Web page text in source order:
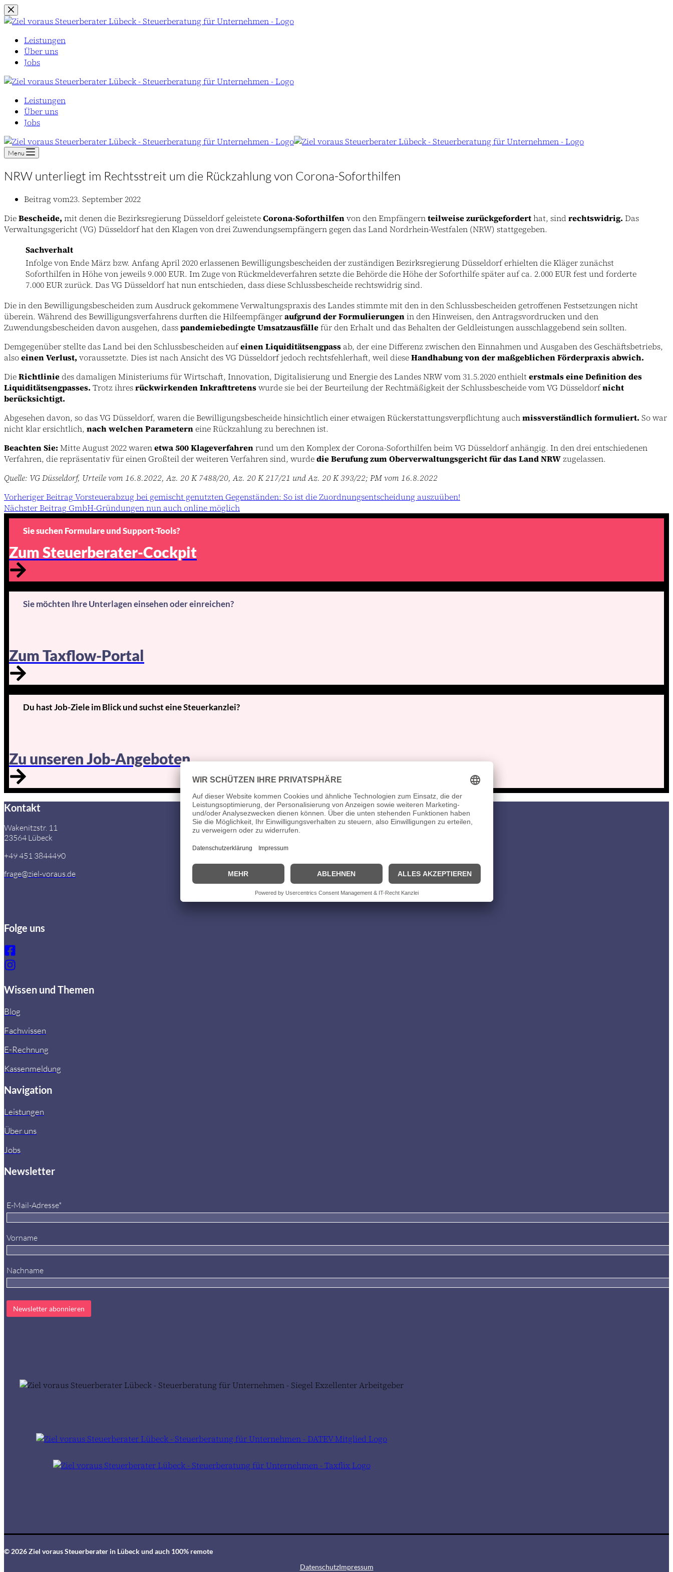
Zum
Inhalt
Leistungen
Über uns
Jobs
Leistungen
Über uns
Jobs
Menu
NRW unterliegt im Rechtsstreit um die Rückzahlung von Corona-Soforthilfen
Beitrag vom23. September 2022
DieBescheide, mit denen die Bezirksregierung Düsseldorf geleisteteCorona-Soforthilfenvon den Empfängernteilweise zurückgeforderthat, sindrechtswidrig. Das
Verwaltungsgericht (VG) Düsseldorf hat den Klagen von drei Zuwendungsempfängern gegen das Land Nordrhein-Westfalen (NRW) stattgegeben.
Sachverhalt
Infolge von Ende März bzw. Anfang April 2020 erlassenen Bewilligungsbescheiden der zuständigen Bezirksregierung Düsseldorf erhielten die Kläger zunächst
Soforthilfen in Höhe von jeweils 9.000 EUR. Im Zuge von Rückmeldeverfahren setzte die Behörde die Höhe der Soforthilfe später auf ca. 2.000 EUR fest und forderte
7.000 EUR zurück. Das VG Düsseldorf hat nun entschieden, dass diese Schlussbescheide rechtswidrig sind.
Die in den Bewilligungsbescheiden zum Ausdruck gekommene Verwaltungspraxis des Landes stimmte mit den in den Schlussbescheiden getroffenen Festsetzungen nicht
überein. Während des Bewilligungsverfahrens durften die Hilfeempfängeraufgrund der Formulierungenin den Hinweisen, den Antragsvordrucken und den
Zuwendungsbescheiden davon ausgehen, dasspandemiebedingte Umsatzausfällefür den Erhalt und das Behalten der Geldleistungen ausschlaggebend sein sollten.
Demgegenüber stellte das Land bei den Schlussbescheiden aufeinen Liquiditätsengpass ab, der eine Differenz zwischen den Einnahmen und Ausgaben des Geschäftsbetriebs,
alsoeinen Verlust, voraussetzte. Dies ist nach Ansicht des VG Düsseldorf jedoch rechtsfehlerhaft, weil dieseHandhabung von der maßgeblichen Förderpraxis abwich.
DieRichtlinie des damaligen Ministeriums für Wirtschaft, Innovation, Digitalisierung und Energie des Landes NRW vom 31.5.2020 enthielterstmals eine Definition des
Liquiditätsengpasses. Trotz ihresrückwirkenden Inkrafttretenswurde sie bei der Beurteilung der Rechtmäßigkeit der Schlussbescheide vom VG Düsseldorfnicht
berücksichtigt.
Abgesehen davon, so das VG Düsseldorf, waren die Bewilligungsbescheide hinsichtlich einer etwaigen Rückerstattungsverpflichtung auchmissverständlich formuliert. So war
nicht klar ersichtlich, nach welchen Parametern eine Rückzahlung zu berechnen ist.
Beachten Sie: Mitte August 2022 warenetwa 500 Klageverfahrenrund um den Komplex der Corona-Soforthilfen beim VG Düsseldorf anhängig. In den drei entschiedenen
Verfahren, die repräsentativ für einen Großteil der weiteren Verfahren sind, wurdedie Berufung zum Oberverwaltungsgericht für das Land NRWzugelassen.
Quelle: VG Düsseldorf, Urteile vom 16.8.2022, Az. 20 K 7488/20, Az. 20 K 217/21 und Az. 20 K 393/22; PM vom 16.8.2022
VorherigerBeitragVorsteuerabzug bei gemischt genutzten Gegenständen: So ist die Zuordnungsentscheidung auszuüben!
NächsterBeitrag GmbH-Gründungen nun auch online möglich
Sie suchen Formulare und Support-Tools?
Zum Steuerberater-Cockpit
Sie möchten Ihre Unterlagen einsehen oder einreichen?
Zum Taxflow-Portal
Du hast Job-Ziele im Blick und suchst eine Steuerkanzlei?
Zu unseren Job-Angeboten
Kontakt
Wakenitzstr. 11
23564 Lübeck
+49 451 3844490
frage@ziel-voraus.de
Folge uns
Wissen und Themen
Blog
Fachwissen
E-Rechnung
Kassenmeldung
Navigation
Leistungen
Über uns
Jobs
Newsletter
E-Mail-Adresse*
Vorname
Nachname
© 2026 Ziel voraus Steuerberater in Lübeck und auch 100% remote
DatenschutzImpressum